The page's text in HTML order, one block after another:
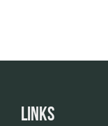
Links